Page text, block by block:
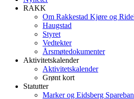
RAKK
Om Rakkestad Kjøre og
Haugstad
Styret
Vedtekter
Årsmøtedokumenter
Aktivitetskalender
Aktivitetskalender
Grønt kort
Statutter
Marker og Eidsberg